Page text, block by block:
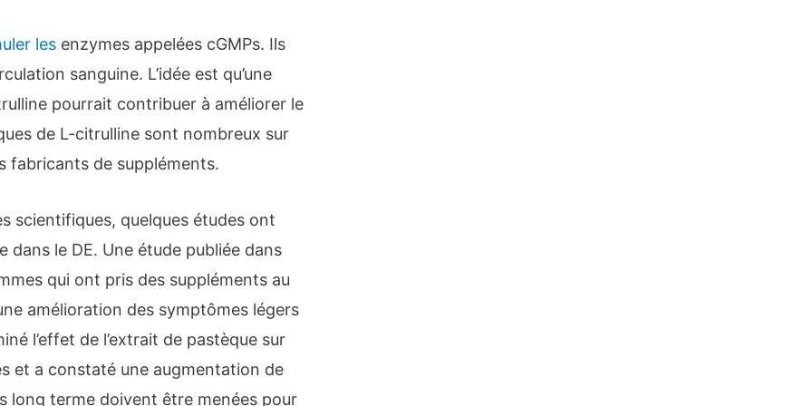
les enzymes appelées cGMPs. Ils
sanguine. L’idée est qu’une
pourrait contribuer à améliorer le
de L-citrulline sont nombreux sur
fabricants de suppléments.
scientifiques, quelques études ont
dans le DE. Une étude publiée dans
qui ont pris des suppléments au
amélioration des symptômes légers
l’effet de l’extrait de pastèque sur
et a constaté une augmentation de
long terme doivent être menées pour